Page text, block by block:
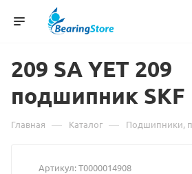
209 SA YET
о
209
подшипник SKF
Главная — Каталог — Подшипники,
Артикул:Т0000014908